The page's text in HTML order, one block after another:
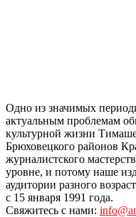
Одно из значимых
актуальным проблемам
культурной жизни
Брюховецкого районов
журналистского
уровне, и потому наше
аудитории разного
с 15 января 1991 года.
Свяжитесь с нами: